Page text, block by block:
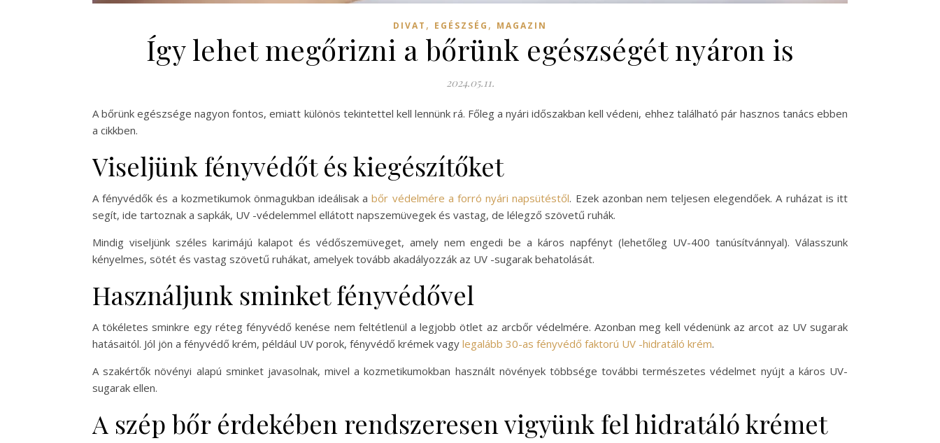
DIVAT , EGÉSZSÉG , MAGAZIN
Így lehet megőrizni a bőrünk egészségét nyáron is
2024.05.11.
A bőrünk egészsége nagyon fontos, emiatt különös tekintettel kell lennünk rá. Főleg a nyári időszakban kell védeni, ehhez található pár hasznos tanács ebben
a cikkben.
Viseljünk fényvédőt és kiegészítőket
A fényvédők és a kozmetikumok önmagukban ideálisak abőr védelmére a forró nyári napsütéstől. Ezek azonban nem teljesen elegendőek. A ruházat is itt
segít, ide tartoznak a sapkák, UV -védelemmel ellátott napszemüvegek és vastag, de lélegző szövetű ruhák.
Mindig viseljünk széles karimájú kalapot és védőszemüveget, amely nem engedi be a káros napfényt (lehetőleg UV-400 tanúsítvánnyal). Válasszunk
kényelmes, sötét és vastag szövetű ruhákat, amelyek tovább akadályozzák az UV -sugarak behatolását.
Használjunk sminket fényvédővel
A tökéletes sminkre egy réteg fényvédő kenése nem feltétlenül a legjobb ötlet az arcbőr védelmére. Azonban meg kell védenünk az arcot az UV sugarak
hatásaitól. Jól jön a fényvédő krém, például UV porok, fényvédő krémek vagy legalább 30-as fényvédő faktorú UV -hidratáló krém.
A szakértők növényi alapú sminket javasolnak, mivel a kozmetikumokban használt növények többsége további természetes védelmet nyújt a káros UV-
sugarak ellen.
A szép bőr érdekében rendszeresen vigyünk fel hidratáló krémet